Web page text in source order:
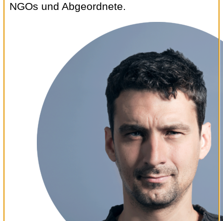
NGOs und Abgeordnete.